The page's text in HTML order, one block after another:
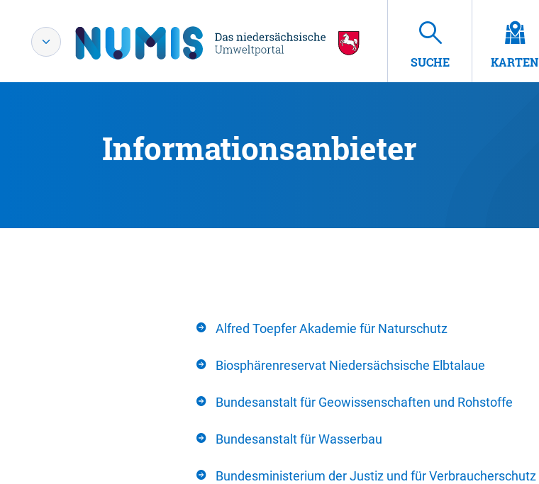
SUCHE KARTEN
Informationsanbieter
Alfred Toepfer Akademie für Naturschutz
Biosphärenreservat Niedersächsische Elbtalaue
Bundesanstalt für Geowissenschaften und Rohstoffe
Bundesanstalt für Wasserbau
Bundesministerium der Justiz und für Verbraucherschutz